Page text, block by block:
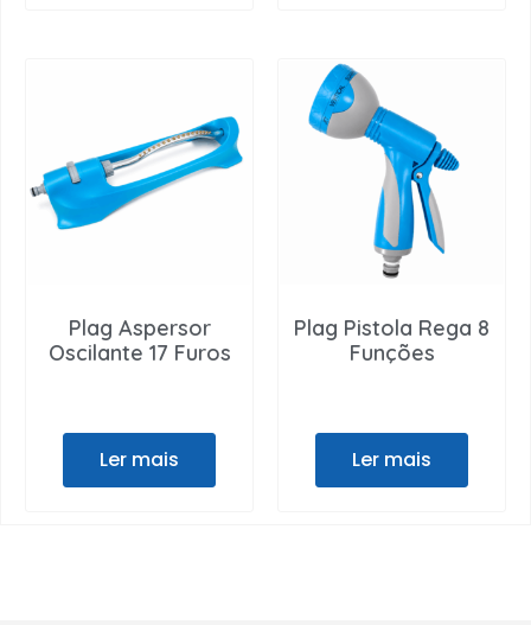
Plag Aspersor
Oscilante 17 Furos
Ler mais
Plag Pistola Rega 8
Funções
Ler mais